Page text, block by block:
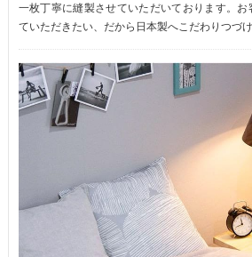
一枚丁寧に縫製させていただいております。
ていただきたい、だから日本製へこだわりつづけ